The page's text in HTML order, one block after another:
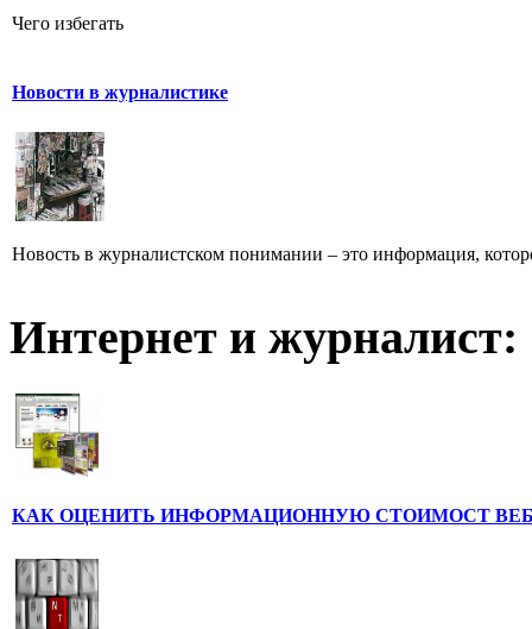
Чего избегать
Новости в журналистике
Новость в журналистском понимании – это информация,
Интернет и журналист:
КАК ОЦЕНИТЬ ИНФОРМАЦИОННУЮ СТОИМОСТ